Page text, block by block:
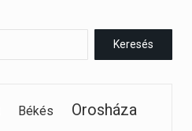
Békés
Orosháza